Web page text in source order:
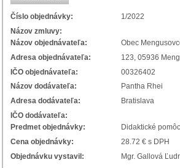
Číslo objednávky:
1/2022
Názov zmluvy:
Názov objednávateľa:
Obec
Adresa objednávateľa:
123, 05936
IČO objednávateľa:
00326402
Názov dodávateľa:
Pantha Rhei
Adresa dodávateľa:
Bratislava
IČO dodávateľa:
Predmet objednávky:
Didaktické
Cena objednávky:
28.72 € s DPH
Objednávku vystavil:
Mgr. Gallová